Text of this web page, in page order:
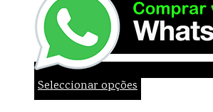
Seleccionar opções